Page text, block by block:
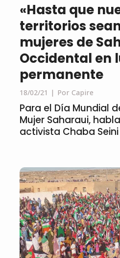
«Hasta que
territorios
mujeres de
Occidental en
permanente
18/02/21 Por Capire
Para el Día Mundial
Mujer Saharaui,
activista Chaba